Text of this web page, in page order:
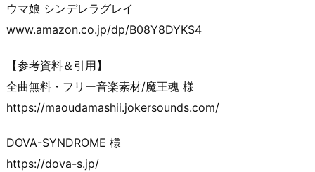
ウマ娘 シンデレラグレイ
www.amazon.co.jp/dp/B08Y8DYKS4
【参考資料＆引用】
全曲無料・フリー音楽素材/魔王魂 様
https://maoudamashii.jokersounds.com/
DOVA-SYNDROME 様
https://dova-s.jp/